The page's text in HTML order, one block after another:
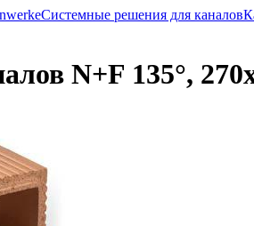
Системные решения для каналов
N+F 135°,